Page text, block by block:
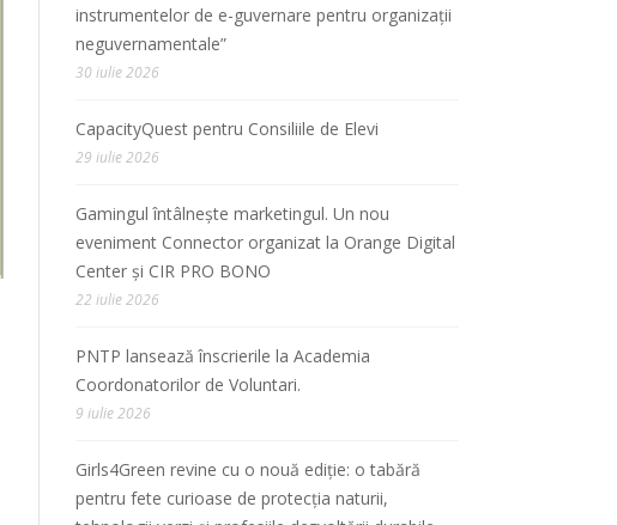
instrumentelor de e-guvernare pentru organizații
neguvernamentale”
30 iulie 2026
CapacityQuest pentru Consiliile de Elevi
29 iulie 2026
Gamingul întâlnește marketingul. Un nou
eveniment Connector organizat la Orange Digital
Center și CIR PRO BONO
22 iulie 2026
PNTP lansează înscrierile la Academia
Coordonatorilor de Voluntari.
9 iulie 2026
Girls4Green revine cu o nouă ediție: o tabără
pentru fete curioase de protecția naturii,